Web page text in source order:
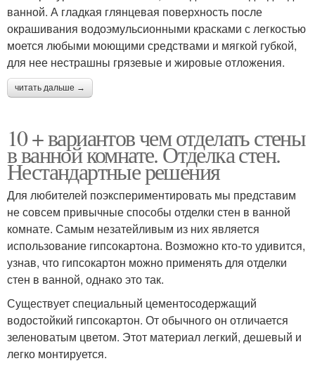
ванной. А гладкая глянцевая поверхность после
окрашивания водоэмульсионными красками с легкостью
моется любыми моющими средствами и мягкой губкой,
для нее нестрашны грязевые и жировые отложения.
читать дальше →
10 + вариантов чем отделать стены
в ванной комнате. Отделка стен.
Нестандартные решения
Для любителей поэкспериментировать мы представим
не совсем привычные способы отделки стен в ванной
комнате. Самым незатейливым из них является
использование гипсокартона. Возможно кто-то удивится,
узнав, что гипсокартон можно применять для отделки
стен в ванной, однако это так.
Существует специальный цементосодержащий
водостойкий гипсокартон. От обычного он отличается
зеленоватым цветом. Этот материал легкий, дешевый и
легко монтируется.